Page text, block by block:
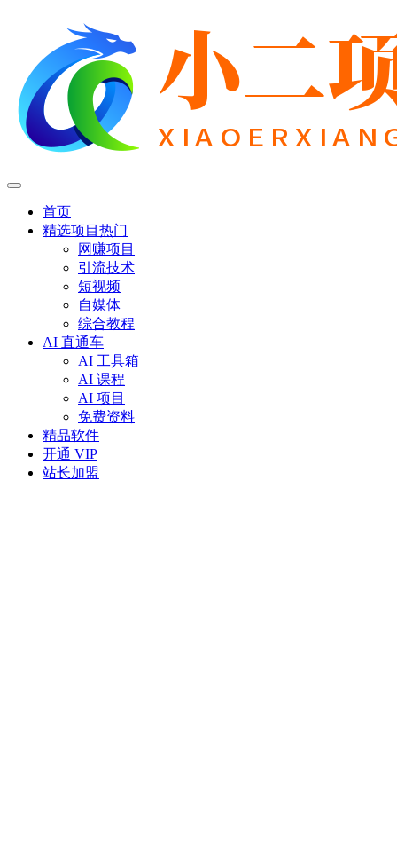
首页
精选项目 热门
网赚项目
引流技术
短视频
自媒体
综合教程
AI 直通车
AI 工具箱
AI 课程
AI 项目
免费资料
精品软件
开通 VIP
站长加盟